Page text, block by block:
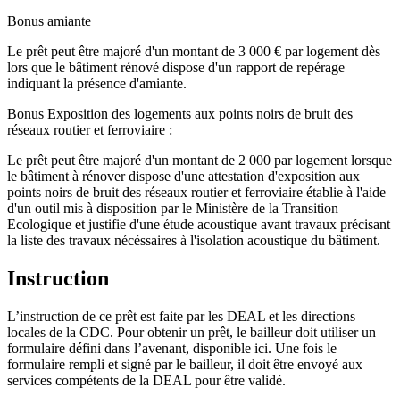
Bonus amiante
Le prêt peut être majoré d'un montant de 3 000 € par logement dès
lors que le bâtiment rénové dispose d'un rapport de repérage
indiquant la présence d'amiante.
Bonus Exposition des logements aux points noirs de bruit des
réseaux routier et ferroviaire :
Le prêt peut être majoré d'un montant de 2 000 par logement lorsque
le bâtiment à rénover dispose d'une attestation d'exposition aux
points noirs de bruit des réseaux routier et ferroviaire établie à l'aide
d'un outil mis à disposition par le Ministère de la Transition
Ecologique et justifie d'une étude acoustique avant travaux précisant
la liste des travaux nécéssaires à l'isolation acoustique du bâtiment.
Instruction
L’instruction de ce prêt est faite par les DEAL et les directions
locales de la CDC. Pour obtenir un prêt, le bailleur doit utiliser un
formulaire défini dans l’avenant, disponible ici. Une fois le
formulaire rempli et signé par le bailleur, il doit être envoyé aux
services compétents de la DEAL pour être validé.